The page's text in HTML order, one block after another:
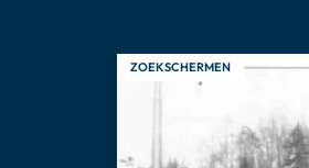
ZOEKSCHERMEN